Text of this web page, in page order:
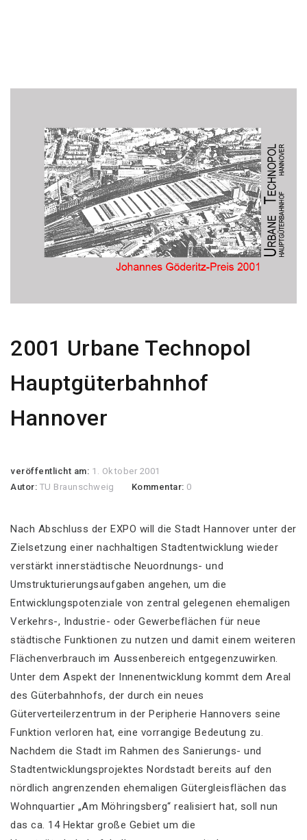
2001 Urbane Technopol
Hauptgüterbahnhof
Hannover
veröffentlicht am: 1. Oktober 2001
Autor: TU Braunschweig Kommentar: 0
Nach Abschluss der EXPO will die Stadt Hannover unter der
Zielsetzung einer nachhaltigen Stadtentwicklung wieder
verstärkt innerstädtische Neuordnungs- und
Umstrukturierungsaufgaben angehen, um die
Entwicklungspotenziale von zentral gelegenen ehemaligen
Verkehrs-, Industrie- oder Gewerbeflächen für neue
städtische Funktionen zu nutzen und damit einem weiteren
Flächenverbrauch im Aussenbereich entgegenzuwirken.
Unter dem Aspekt der Innenentwicklung kommt dem Areal
des Güterbahnhofs, der durch ein neues
Güterverteilerzentrum in der Peripherie Hannovers seine
Funktion verloren hat, eine vorrangige Bedeutung zu.
Nachdem die Stadt im Rahmen des Sanierungs- und
Stadtentwicklungsprojektes Nordstadt bereits auf den
nördlich angrenzenden ehemaligen Gütergleisflächen das
Wohnquartier „Am Möhringsberg“ realisiert hat, soll nun
das ca. 14 Hektar große Gebiet um die